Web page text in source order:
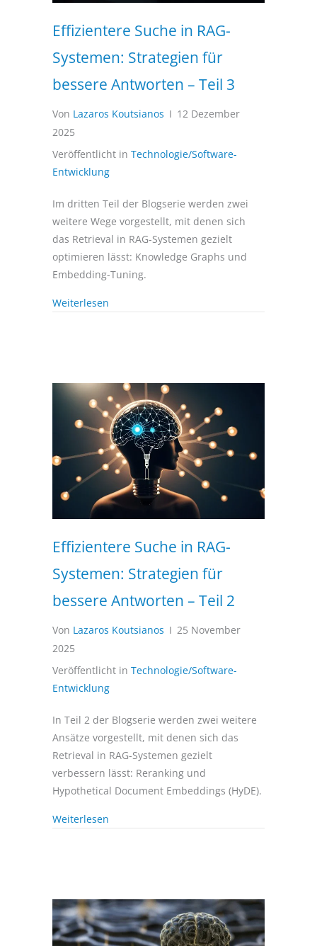
Effizientere Suche in RAG-
Systemen: Strategien für
bessere Antworten – Teil 3
Von Lazaros Koutsianos I 12 Dezember
2025
Veröffentlicht in Technologie/Software-
Entwicklung
Im dritten Teil der Blogserie werden zwei
weitere Wege vorgestellt, mit denen sich
das Retrieval in RAG-Systemen gezielt
optimieren lässt: Knowledge Graphs und
Embedding-Tuning.
Weiterlesen
Effizientere Suche in RAG-
Systemen: Strategien für
bessere Antworten – Teil 2
Von Lazaros Koutsianos I 25 November
2025
Veröffentlicht in Technologie/Software-
Entwicklung
In Teil 2 der Blogserie werden zwei weitere
Ansätze vorgestellt, mit denen sich das
Retrieval in RAG-Systemen gezielt
verbessern lässt: Reranking und
Hypothetical Document Embeddings (HyDE).
Weiterlesen